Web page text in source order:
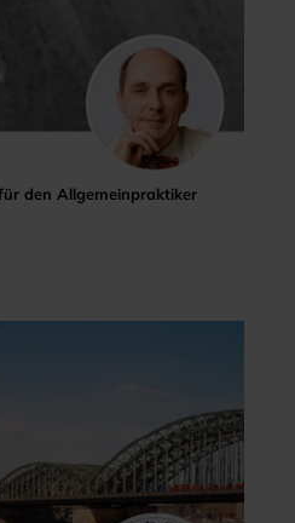
den Allgemeinpraktiker